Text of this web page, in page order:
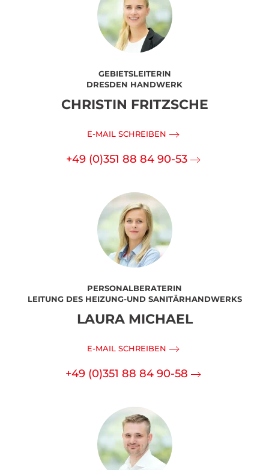
GEBIETSLEITERIN
DRESDEN HANDWERK
CHRISTIN FRITZSCHE
E-MAIL SCHREIBEN
+49 (0)351 88 84 90-53
PERSONALBERATERIN
LEITUNG DES HEIZUNG-UND SANITÄRHANDWERKS
LAURA MICHAEL
E-MAIL SCHREIBEN
+49 (0)351 88 84 90-58